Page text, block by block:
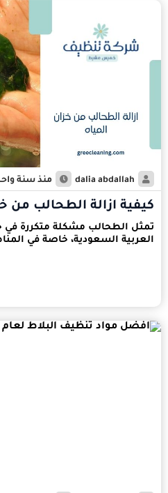
dalia abdallah منذ سنة
كيفية ازالة الطحالب من
تمثل الطحالب مشكلة متكررة في
العربية السعودية، خاصة في